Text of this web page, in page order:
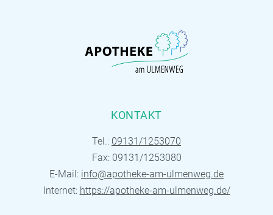
KONTAKT
Tel.: 09131/1253070
Fax: 09131/1253080
E-Mail: info@apotheke-am-ulmenweg.de
Internet: https://apotheke-am-ulmenweg.de/